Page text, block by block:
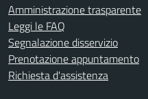
Amministrazione trasparente
Leggi le FAQ
Segnalazione disservizio
Prenotazione appuntamento
Richiesta d'assistenza